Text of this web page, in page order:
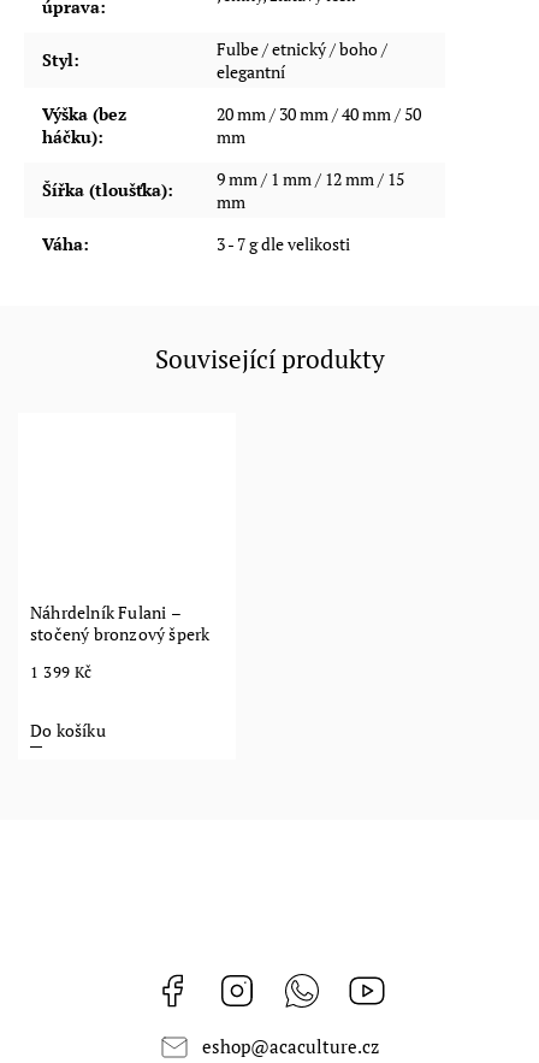
úprava:
Styl:
Fulbe / etnický / boho /
elegantní
Výška (bez
háčku):
20 mm / 30 mm / 40 mm / 50
mm
Šířka (tloušťka):
9 mm / 1 mm / 12 mm / 15
mm
Váha: 3 - 7 g dle velikosti
Související produkty
Náhrdelník Fulani –
stočený bronzový šperk
1 399 Kč
Do košíku
Facebook Instagram Whatsapp
eshop@acaculture.cz